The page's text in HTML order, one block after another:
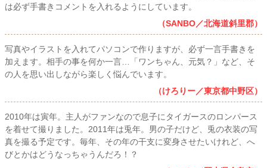
は必ず手書きコメントを入れるようにしています。
（SANBO／北海道斜里郡）
写真やイラストを入れてパソコンで作りますが、必ず一言手書きを
加えます。相手の事を何か一言…「ワンちゃん、元気？」など、そ
の人を思い出しながら楽しく悩んでいます。
（けろりー／東京都中野区）
2010年は寅年。主人がファンなので息子にタイガースのロンパース
を着せて撮りました。2011年は兎年。男の子だけど、兎の衣装の写
真を撮る予定です。毎年、その年の干支に変身させたいけれど、へ
びとかはどうなっちゃうんだろ！？